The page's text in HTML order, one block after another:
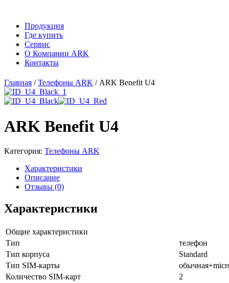
Продукция
Где купить
Сервис
О Компании ARK
Контакты
Главная /Телефоны ARK / ARK Benefit U4
ARK Benefit U4
Категория: Телефоны ARK
Характеристики
Описание
Отзывы (0)
Xарактеристики
Общие характеристики
Тип
телефон
Тип корпуса
Standard
Тип SIM-карты
Количество SIM-карт
2